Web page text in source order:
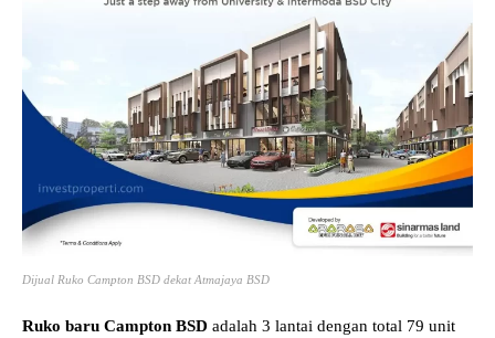
Dijual Ruko Campton BSD dekat Atmajaya BSD
Ruko baru Campton BSD adalah 3 lantai dengan total 79 unit